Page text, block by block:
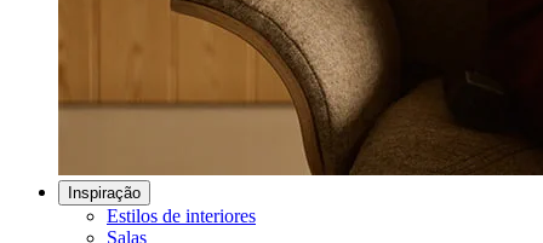
Inspiração
Estilos de interiores
Salas